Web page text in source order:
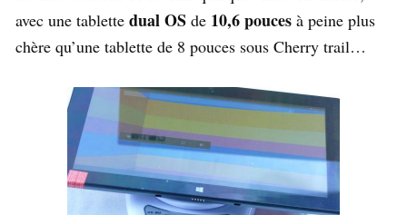
avec une tablette dual OS de 10,6 pouces à peine plus
chère qu’une tablette de 8 pouces sous Cherry trail…